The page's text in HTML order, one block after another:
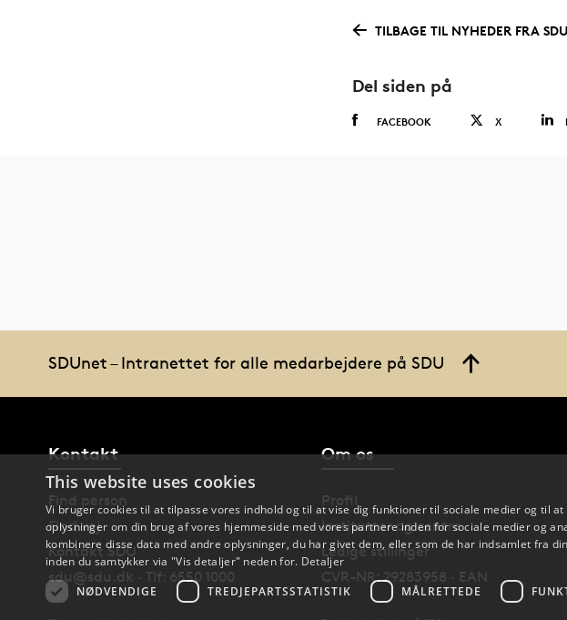
TILBAGE TIL NYHEDER FRA
Del siden på
FACEBOOK X
SDUnet – Intranettet for alle medarbejdere på SDU
Kontakt
Find person
Find vej
Kontakt SDU
sdu@sdu.dk · Tlf: 6550 1000
Om os
Profil
Institutter og centre
Ledige stillinger
CVR-NR: 29283958 · EAN
This website uses cookies
Vi bruger cookies til at tilpasse vores indhold og til at vise dig funktioner til sociale medier og til
oplysninger om din brug af vores hjemmeside med vores partnere inden for sociale medier og
kombinere disse data med andre oplysninger, du har givet dem, eller som de har indsamlet fra
inden du samtykker via "Vis detaljer" neden for. Detaljer
NØDVENDIGE
TREDJEPARTSSTATISTIK MÅLRETTEDE